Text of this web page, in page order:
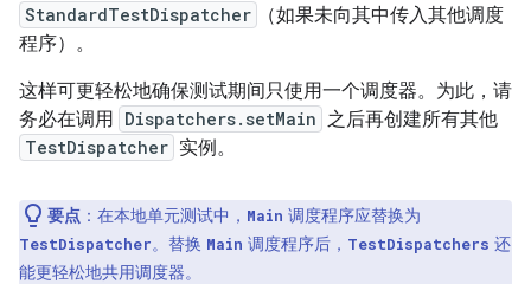
StandardTestDispatcher
（如果未向其中传入其他调度
程序）。
这样可更轻松地确保测试期间只使用一个调度器。为此，请
务必在调用 Dispatchers.setMain 之后再创建所有其他
TestDispatcher 实例。
要点 ：在本地单元测试中， Main 调度程序应替换为
TestDispatcher。替换 Main 调度程序后， TestDispatchers 还
能更轻松地共用调度器。